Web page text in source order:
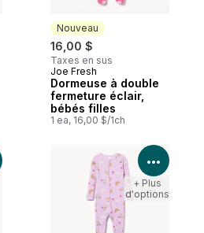
Nouveau
16,00 $
Taxes en sus
Nouveau
Joe Fresh
Dormeuse à double
fermeture éclair,
bébés filles
1 ea, 16,00 $/1ch
Voir les détails du produit Voir
+ Plus
d'options